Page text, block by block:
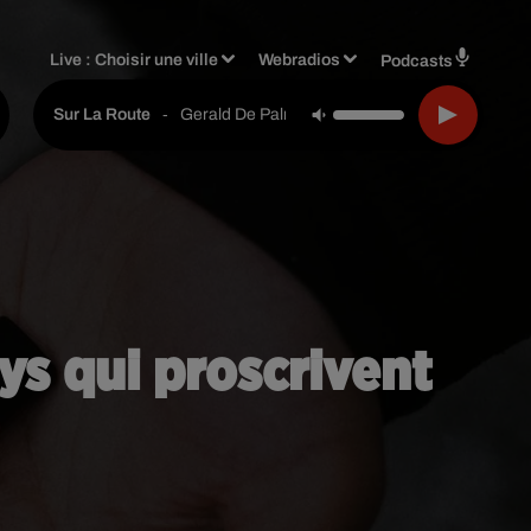
Live :Choisir une ville Webradios Podcasts
Sur La Route - Gerald De Palmas
qui proscrivent